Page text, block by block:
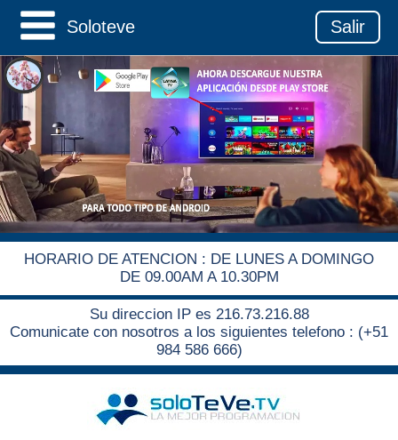
Salir
Soloteve
HORARIO DE ATENCION : DE LUNES A DOMINGO
DE 09.00AM A 10.30PM
Su direccion IP es 216.73.216.88
Comunicate con nosotros a los siguientes telefono : (+51
984 586 666)